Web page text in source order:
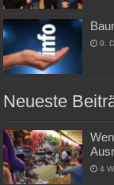
9.
Neueste
4